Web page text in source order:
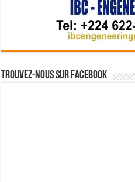
Trouvez-nous sur Facebook